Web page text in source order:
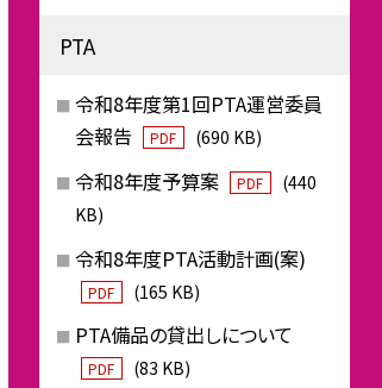
PTA
令和8年度第1回PTA運営委員
会報告
PDF (690 KB)
令和8年度予算案 PDF
(440
KB)
令和8年度PTA活動計画(案)
PDF (165 KB)
PTA備品の貸出しについて
PDF (83 KB)